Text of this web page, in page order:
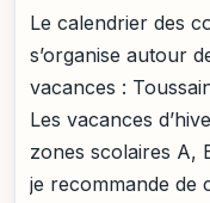
Le calendrier des
s’organise autour
vacances :
Les vacances
zones scolaires A,
je recommande de